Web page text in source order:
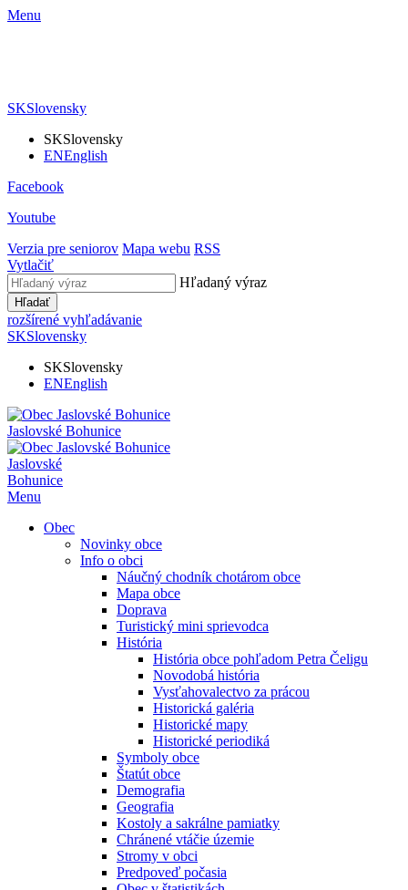
Menu
SKSlovensky
SKSlovensky
ENEnglish
Facebook
Youtube
Verzia pre seniorov Mapa webu RSS
Vytlačiť
Hľadaný výraz
Hľadať
rozšírené vyhľadávanie
SKSlovensky
SKSlovensky
ENEnglish
Jaslovské Bohunice
Jaslovské
Bohunice
Menu
Obec
Novinky obce
Info o obci
Náučný chodník chotárom obce
Mapa obce
Doprava
Turistický mini sprievodca
História
História obce pohľadom Petra Čeligu
Novodobá história
Vysťahovalectvo za prácou
Historická galéria
Historické mapy
Historické periodiká
Symboly obce
Štatút obce
Demografia
Geografia
Kostoly a sakrálne pamiatky
Chránené vtáčie územie
Stromy v obci
Predpoveď počasia